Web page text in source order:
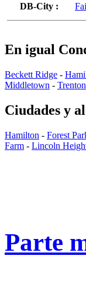
DB-City :
En igual
Beckett Ridge -
Middletown - Trenton
Ciudades y
Hamilton - Forest
Farm - Lincoln
Parte